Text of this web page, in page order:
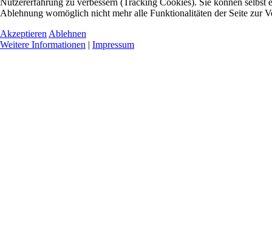
Nutzererfahrung zu verbessern (Tracking Cookies). Sie können
Ablehnung womöglich nicht mehr alle Funktionalitäten der Seite zur
Akzeptieren Ablehnen
Weitere Informationen | Impressum